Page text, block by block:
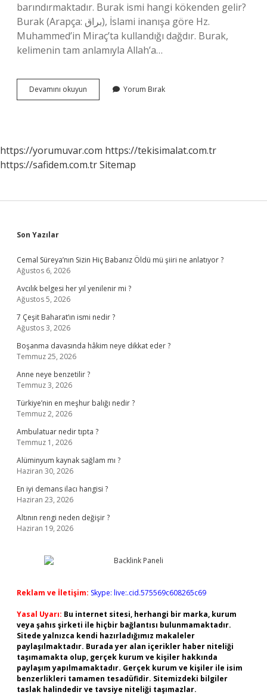
barındırmaktadır. Burak ismi hangi kökenden gelir?
Burak (Arapça: براق), İslami inanışa göre Hz.
Muhammed’in Miraç’ta kullandığı dağdır. Burak,
kelimenin tam anlamıyla Allah’a…
Devamını okuyun
Ismi
Yorum Bırak
https://yorumuvar.com https://tekisimalat.com.tr
https://safidem.com.trSitemap
Sidebar
Son Yazılar
Cemal Süreya’nın Sizin Hiç Babanız Öldü mü şiiri ne anlatıyor ?
Ağustos 6, 2026
Avcılık belgesi her yıl yenilenir mi ?
Ağustos 5, 2026
7 Çeşit Baharat’ın ismi nedir ?
Ağustos 3, 2026
Boşanma davasında hâkim neye dikkat eder ?
Temmuz 25, 2026
Anne neye benzetilir ?
Temmuz 3, 2026
Türkiye’nin en meşhur balığı nedir ?
Temmuz 2, 2026
Ambulatuar nedir tıpta ?
Temmuz 1, 2026
Alüminyum kaynak sağlam mı ?
Haziran 30, 2026
En iyi demans ilacı hangisi ?
Haziran 23, 2026
Altının rengi neden değişir ?
Haziran 19, 2026
Reklam ve İletişim: Skype: live:.cid.575569c608265c69
Yasal Uyarı: Bu internet sitesi, herhangi bir marka, kurum
veya şahıs şirketi ile hiçbir bağlantısı bulunmamaktadır.
Sitede yalnızca kendi hazırladığımız makaleler
paylaşılmaktadır. Burada yer alan içerikler haber niteliği
taşımamakta olup, gerçek kurum ve kişiler hakkında
paylaşım yapılmamaktadır. Gerçek kurum ve kişiler ile isim
benzerlikleri tamamen tesadüfidir. Sitemizdeki bilgiler
taslak halindedir ve tavsiye niteliği taşımazlar.